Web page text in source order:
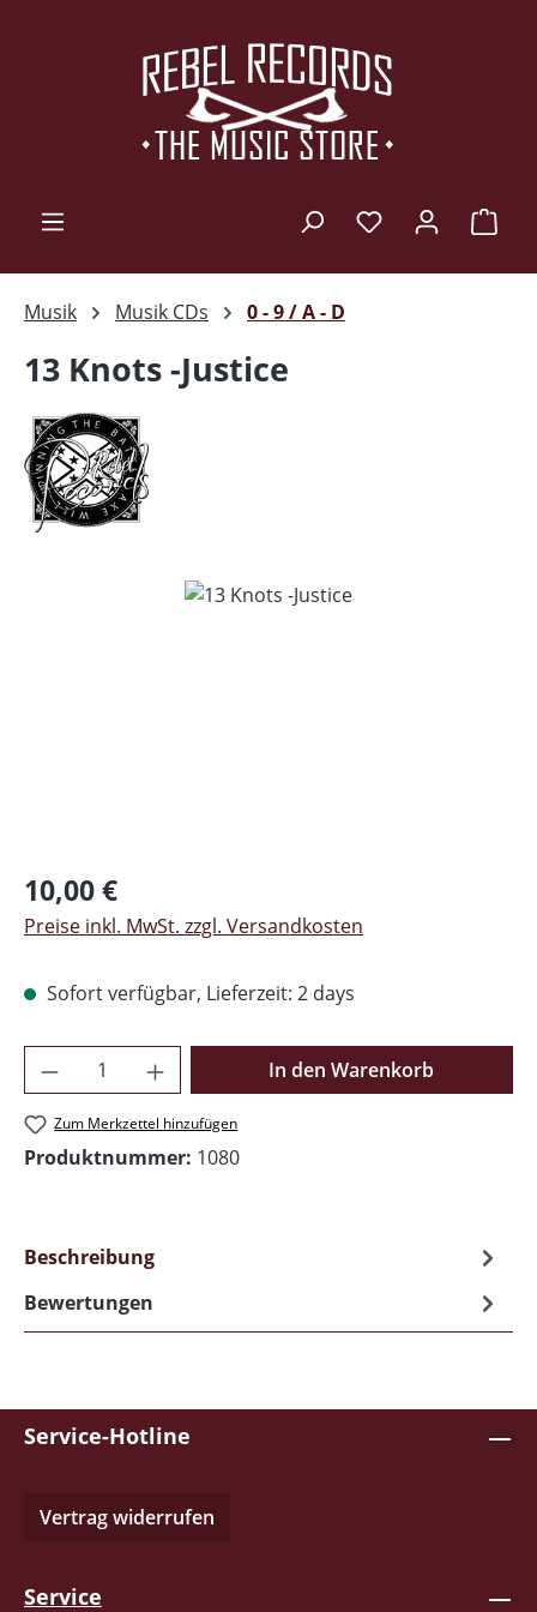
Musik Musik CDs 0 - 9 / A - D
13 Knots -Justice
Regulärer Preis:
10,00 €
Preise inkl. MwSt. zzgl. Versandkosten
Sofort verfügbar, Lieferzeit: 2 days
Produkt Anzahl: Gib den gewünschten
In den Warenkorb
Zum Merkzettel hinzufügen
Produktnummer: 1080
Beschreibung
Bewertungen
Service-Hotline
Vertrag widerrufen
Service